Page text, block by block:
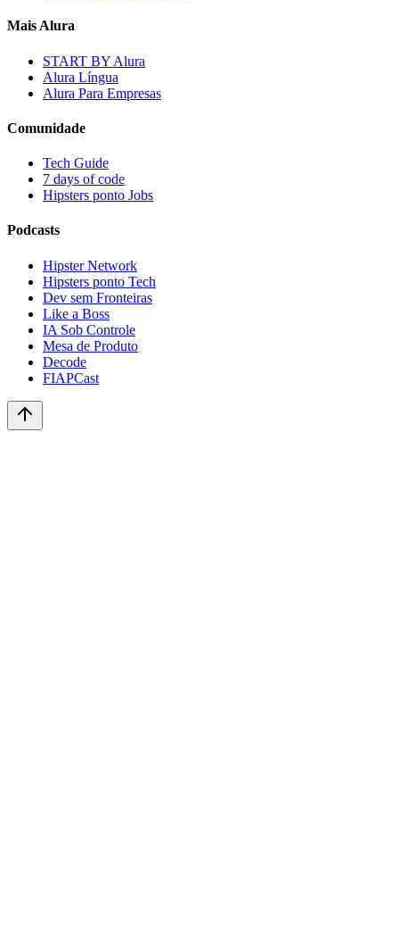
Mais Alura
START BY Alura
Alura Língua
Alura Para Empresas
Comunidade
Tech Guide
7 days of code
Hipsters ponto Jobs
Podcasts
Hipster Network
Hipsters ponto Tech
Dev sem Fronteiras
Like a Boss
IA Sob Controle
Mesa de Produto
Decode
FIAPCast